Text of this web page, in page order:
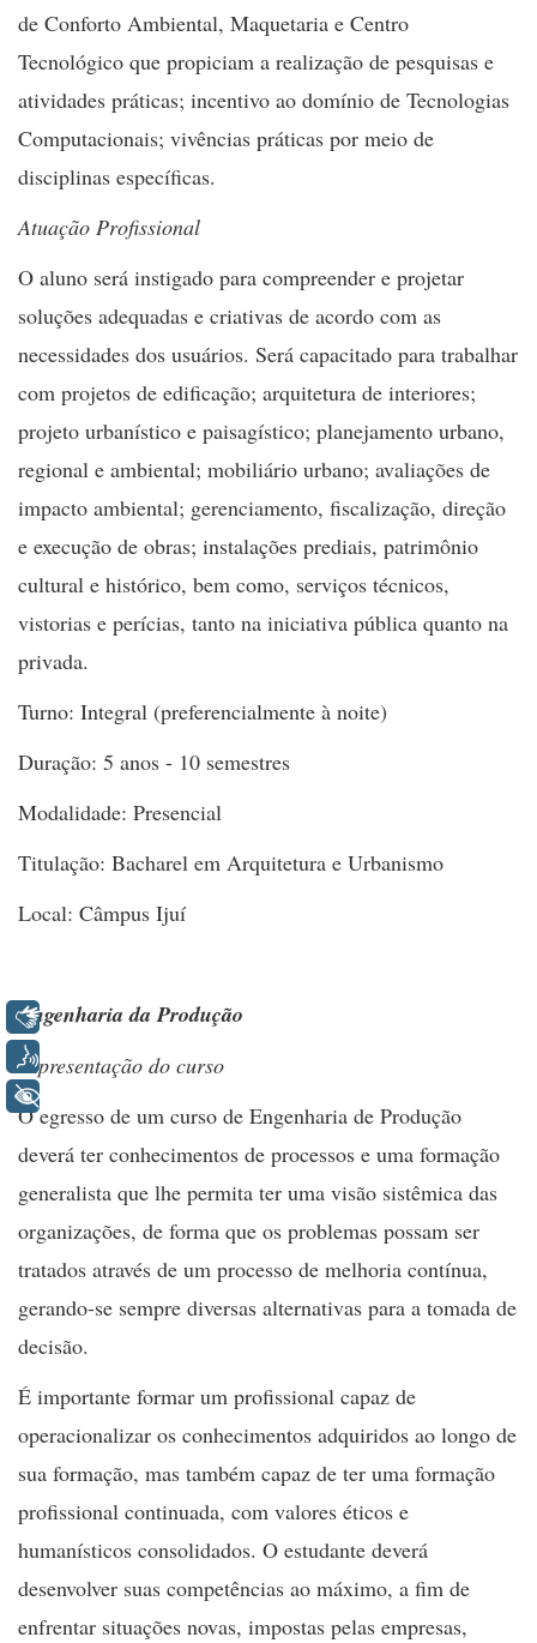
de Conforto Ambiental, Maquetaria e Centro
Tecnológico que propiciam a realização de pesquisas e
atividades práticas; incentivo ao domínio de Tecnologias
Computacionais; vivências práticas por meio de
disciplinas específicas.
Atuação Profissional
O aluno será instigado para compreender e projetar
soluções adequadas e criativas de acordo com as
necessidades dos usuários. Será capacitado para trabalhar
com projetos de edificação; arquitetura de interiores;
projeto urbanístico e paisagístico; planejamento urbano,
regional e ambiental; mobiliário urbano; avaliações de
impacto ambiental; gerenciamento, fiscalização, direção
e execução de obras; instalações prediais, patrimônio
cultural e histórico, bem como, serviços técnicos,
vistorias e perícias, tanto na iniciativa pública quanto na
privada.
Turno: Integral (preferencialmente à noite)
Duração: 5 anos - 10 semestres
Modalidade: Presencial
Titulação: Bacharel em Arquitetura e Urbanismo
Local: Câmpus Ijuí
Engenharia da Produção
Apresentação do curso
O egresso de um curso de Engenharia de Produção
deverá ter conhecimentos de processos e uma formação
generalista que lhe permita ter uma visão sistêmica das
organizações, de forma que os problemas possam ser
tratados através de um processo de melhoria contínua,
gerando-se sempre diversas alternativas para a tomada de
decisão.
É importante formar um profissional capaz de
operacionalizar os conhecimentos adquiridos ao longo de
sua formação, mas também capaz de ter uma formação
profissional continuada, com valores éticos e
humanísticos consolidados. O estudante deverá
desenvolver suas competências ao máximo, a fim de
enfrentar situações novas, impostas pelas empresas,
Libras
Voz